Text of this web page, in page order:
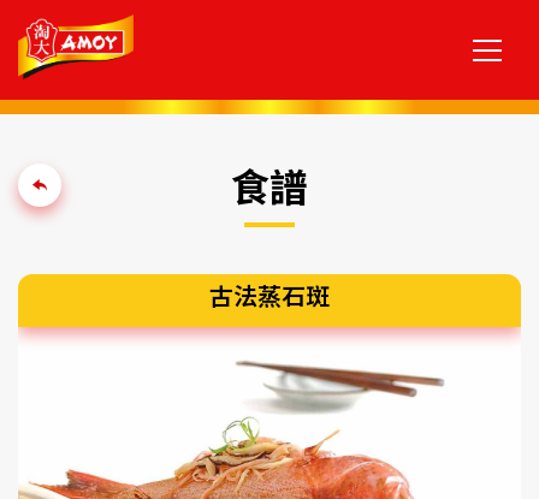
食譜
古法蒸石斑